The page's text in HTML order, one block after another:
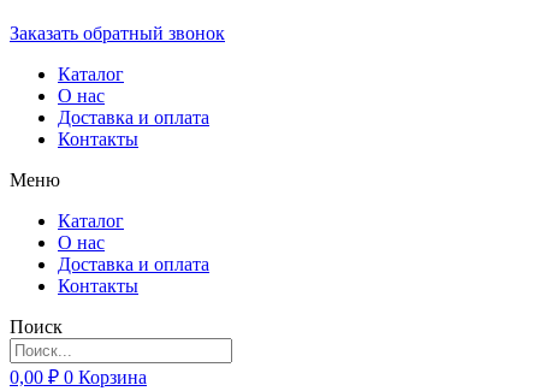
Заказать обратный звонок
Каталог
О нас
Доставка и оплата
Контакты
Меню
Каталог
О нас
Доставка и оплата
Контакты
Поиск
0,00 ₽ 0 Корзина